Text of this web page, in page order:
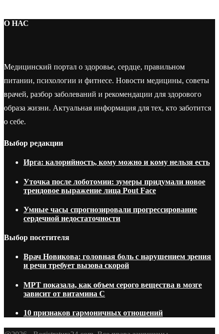
О НАС
Медицинский портал о здоровье, сердце, правильном
питании, психологии и фитнесе. Новости медицины, советы
врачей, разбор заболеваний и рекомендации для здорового
образа жизни. Актуальная информация для тех, кто заботится
о себе.
Выбор редакции
Ирга: калорийность, кому можно и кому нельзя есть
Уточка после лоботомии: зумеры придумали новое
трендовое выражение лица Pout Face
Умные часы спрогнозировали прогрессирование
сердечной недостаточности
Выбор посетителя
Врач Новикова: головная боль с нарушением зрения
и речи требует вызова скорой
МРТ показала, как объем серого вещества в мозге
зависит от витамина C
10 признаков гармоничных отношений